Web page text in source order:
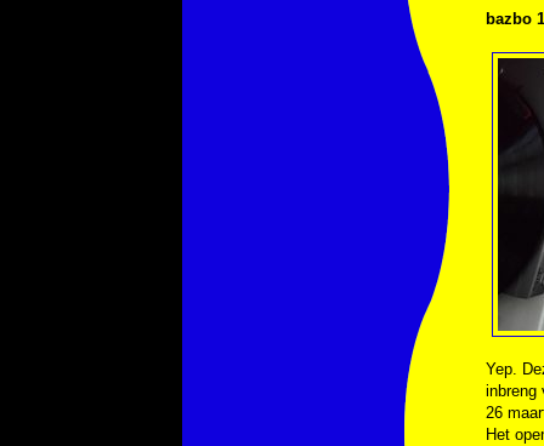
bazbo
Yep.
inbreng
26
Het